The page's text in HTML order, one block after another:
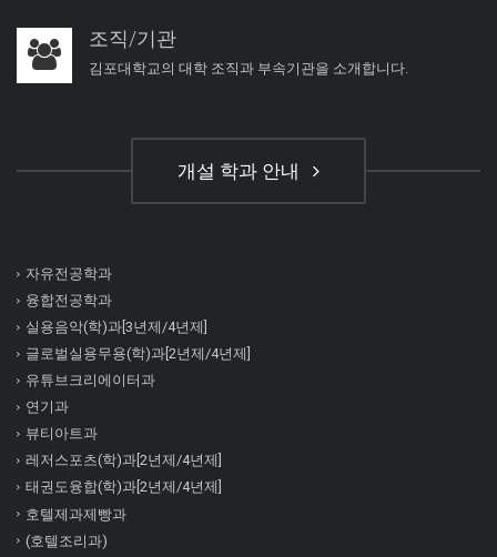
조직/기관
김포대학교의 대학 조직과 부속기관을 소개합니다.
개설 학과 안내
자유전공학과
융합전공학과
실용음악(학)과[3년제/4년제]
글로벌실용무용(학)과[2년제/4년제]
유튜브크리에이터과
연기과
뷰티아트과
레저스포츠(학)과[2년제/4년제]
태권도융합(학)과[2년제/4년제]
호텔제과제빵과
(호텔조리과)